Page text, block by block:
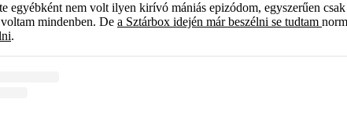
nem volt ilyen kirívó mániás epizódom, egyszerűen
mindenben. De a Sztárbox idején már beszélni se tudtam
.